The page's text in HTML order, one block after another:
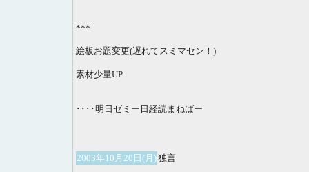
***
絵板お題変更(遅れてスミマセン！)
素材少量UP
････明日ゼミー日経読まねばー
2003年10月20日(月)独言